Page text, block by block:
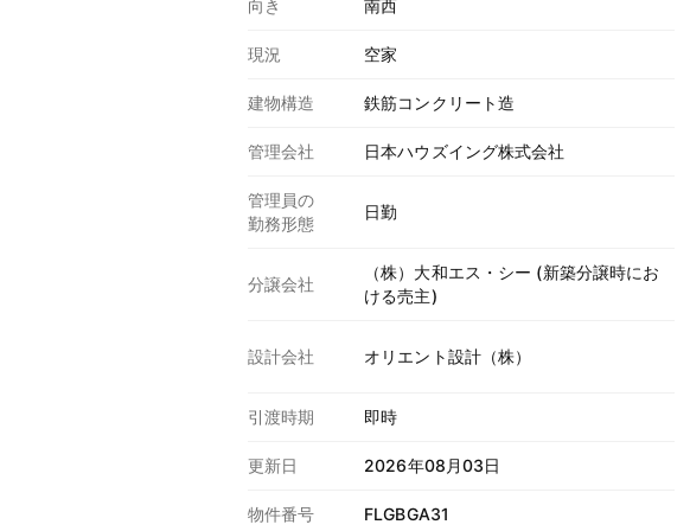
向き 南西
現況 空家
建物構造 鉄筋コンクリート造
管理会社 日本ハウズイング株式会社
管理員の
勤務形態
日勤
分譲会社
（株）大和エス・シー (新築分譲時にお
ける売主)
設計会社 オリエント設計（株）
引渡時期 即時
更新日 2026年08月03日
物件番号 FLGBGA31